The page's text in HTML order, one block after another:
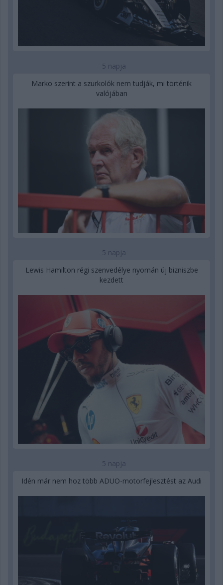
5 napja
Marko szerint a szurkolók nem tudják, mi történik
valójában
5 napja
Lewis Hamilton régi szenvedélye nyomán új bizniszbe
kezdett
5 napja
Idén már nem hoz több ADUO-motorfejlesztést az Audi